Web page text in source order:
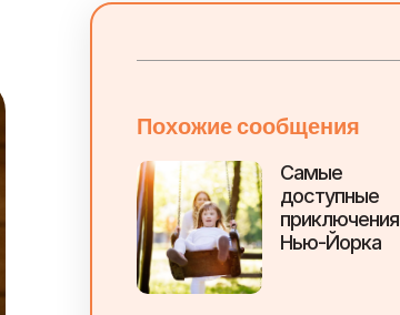
Похожие сообщения
Самые
доступные
приключения
Нью-Йорка